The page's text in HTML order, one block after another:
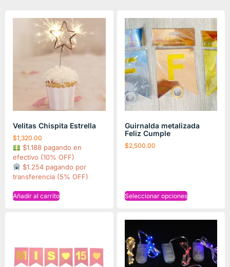
Velitas Chispita Estrella
$1,320.00
$1.188 pagando en
efectivo (10% OFF)
$1.254 pagando por
transferencia (5% OFF)
Añadir al carrito
Guirnalda metalizada
Feliz Cumple
$2,500.00
Seleccionar opciones